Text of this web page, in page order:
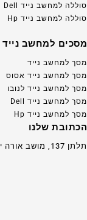
סוללה למחשב נייד Dell
סוללה למחשב נייד Hp
מסכים למחשב נייד
מסך למחשב נייד
מסך למחשב נייד אסוס
מסך למחשב נייד לנובו
מסך למחשב נייד Dell
מסך למחשב נייד Hp
הכתובת שלנו
תלתן 137, מושב אורה ירושלים